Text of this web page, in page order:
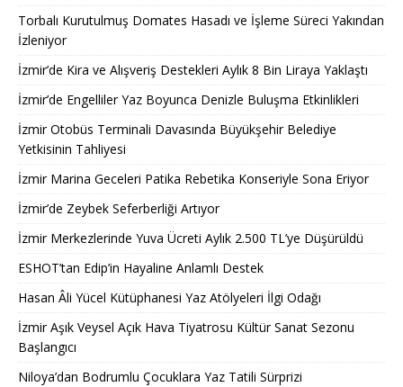
Torbalı Kurutulmuş Domates Hasadı ve İşleme Süreci Yakından
İzleniyor
İzmir’de Kira ve Alışveriş Destekleri Aylık 8 Bin Liraya Yaklaştı
İzmir’de Engelliler Yaz Boyunca Denizle Buluşma Etkinlikleri
İzmir Otobüs Terminali Davasında Büyükşehir Belediye
Yetkisinin Tahliyesi
İzmir Marina Geceleri Patika Rebetika Konseriyle Sona Eriyor
İzmir’de Zeybek Seferberliği Artıyor
İzmir Merkezlerinde Yuva Ücreti Aylık 2.500 TL’ye Düşürüldü
ESHOT’tan Edip’in Hayaline Anlamlı Destek
Hasan Âli Yücel Kütüphanesi Yaz Atölyeleri İlgi Odağı
İzmir Aşık Veysel Açık Hava Tiyatrosu Kültür Sanat Sezonu
Başlangıcı
Niloya’dan Bodrumlu Çocuklara Yaz Tatili Sürprizi